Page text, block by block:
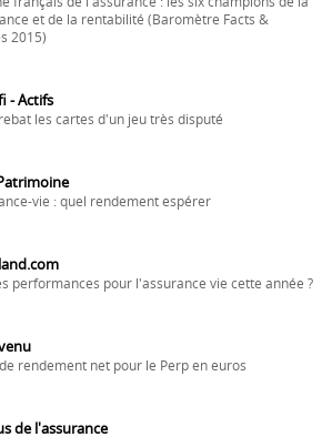
et de la rentabilité (Baromètre Facts &
2015)
- Actifs
les cartes d'un jeu très disputé
vie : quel rendement espérer
performances pour l'assurance vie cette année ?
rendement net pour le Perp en euros
de l'assurance